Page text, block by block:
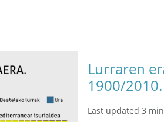
Lurraren
1900/2010.
Last updated 3